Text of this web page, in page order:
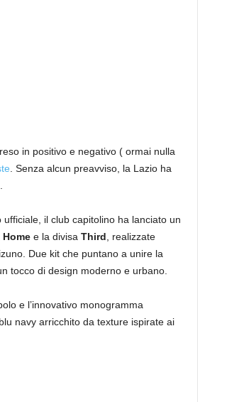
in positivo e negativo ( ormai nulla
. Senza alcun preavviso, la Lazio ha
il club capitolino ha lanciato un
Homee la divisa Third , realizzate
Due kit che puntano a unire la
tocco di design moderno e urbano.
e l’innovativo monogramma
navy arricchito da texture ispirate ai